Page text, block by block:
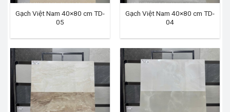
Gạch Việt Nam 40×80 cm TD-
05
Gạch Việt Nam 40×80 cm TD-
04